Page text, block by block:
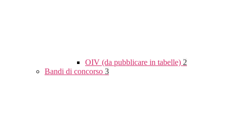
OIV (da pubblicare in tabelle) 2
Bandi di concorso 3